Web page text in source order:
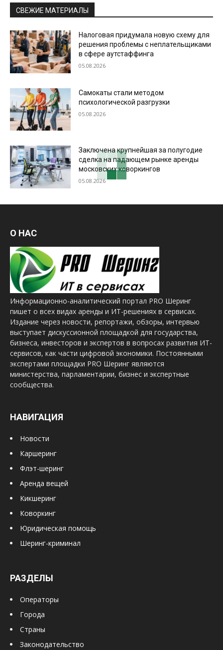
СВЕЖИЕ МАТЕРИАЛЫ
Налоговая придумала новую схему для
решения проблемы с неплательщиками
в сфере аутстаффинга
05.08.2026
Самокаты стали методом
психологической разгрузки
05.08.2026
Заключена крупнейшая за полугодие
сделка на падающем рынке аренды
московских коворкингов
05.08.2026
О НАС
Информационно-аналитический портал PRO Шеринг
пишет о всех видах аренды и ИТ-решениях в сервисах.
Издание через новости, репортажи, обзоры, интервью
выступает дискуссионной площадкой для государства,
бизнеса, инвесторов и экспертов в вопросах развития ИТ-
сервисов, как части цифровой экономики. Постоянными
экспертами площадки PRO Шеринг являются
министерства, парламентарии, бизнес и экспертные
сообщества.
НАВИГАЦИЯ
Новости
Каршеринг
Флэт-шеринг
Аренда вещей
Кикшеринг
Коворкинг
Юридическая помощь
Шеринг-криминал
РАЗДЕЛЫ
Операторы
Города
Страны
Законодательство